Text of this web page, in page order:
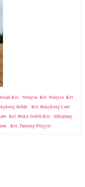
Kec. Nongsa Kel. Nongsa Kel.
Indah Kel. Bengkong Laut
Kel. Bukit Jodoh Kec. Sekupang
Kel. Tanjung Pinggir